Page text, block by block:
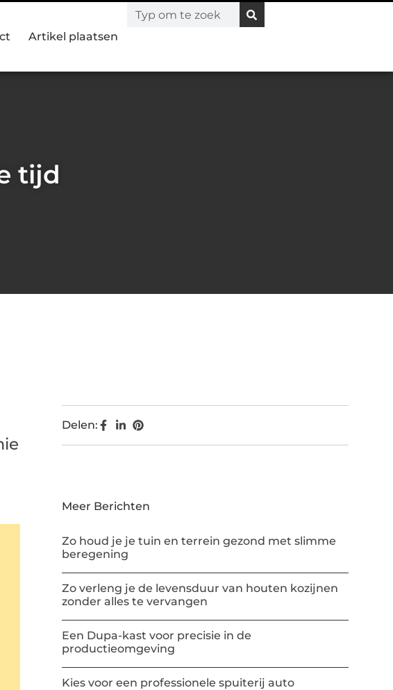
Artikel plaatsen
tijd
Delen:
Meer Berichten
Zo houd je je tuin en terrein gezond met slimme
beregening
Zo verleng je de levensduur van houten kozijnen
zonder alles te vervangen
Een Dupa-kast voor precisie in de
productieomgeving
Kies voor een professionele spuiterij auto